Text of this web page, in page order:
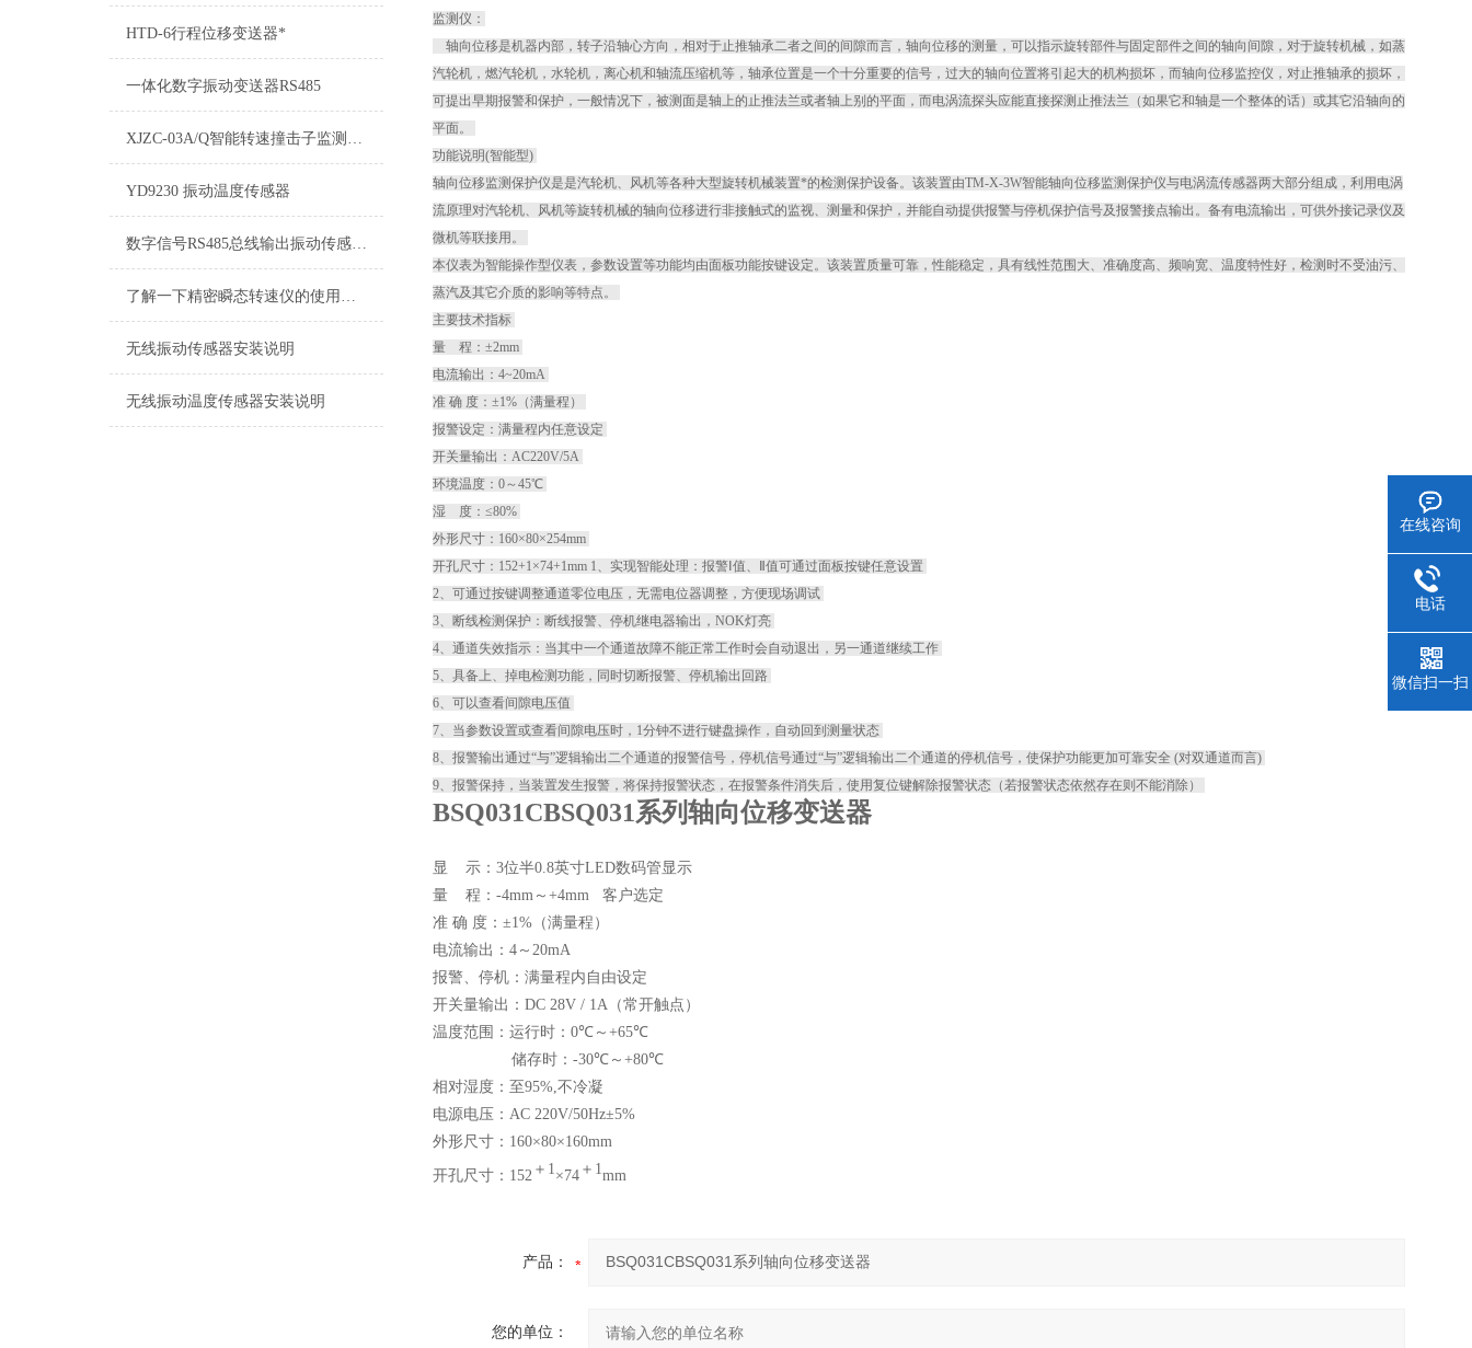
HTD-6行程位移变送器*
一体化数字振动变送器RS485
XJZC-03A/Q智能转速撞击子监测保护仪参数
YD9230 振动温度传感器
数字信号RS485总线输出振动传感器 变送器参数说明
了解一下精密瞬态转速仪的使用小技巧吧
无线振动传感器安装说明
无线振动温度传感器安装说明
监测仪：
轴向位移是机器内部，转子沿轴心方向，相对于止推轴承二者之间的间隙而言，轴向位移的测量，可以指示旋转部件与固定部件之间的轴向间隙，对于旋转机械，如蒸
汽轮机，燃汽轮机，水轮机，离心机和轴流压缩机等，轴承位置是一个十分重要的信号，过大的轴向位置将引起大的机构损坏，而轴向位移监控仪，对止推轴承的损坏，
可提出早期报警和保护，一般情况下，被测面是轴上的止推法兰或者轴上别的平面，而电涡流探头应能直接探测止推法兰（如果它和轴是一个整体的话）或其它沿轴向的
平面。
功能说明(智能型)
轴向位移监测保护仪是是汽轮机、风机等各种大型旋转机械装置*的检测保护设备。该装置由TM-X-3W智能轴向位移监测保护仪与电涡流传感器两大部分组成，利用电涡
流原理对汽轮机、风机等旋转机械的轴向位移进行非接触式的监视、测量和保护，并能自动提供报警与停机保护信号及报警接点输出。备有电流输出，可供外接记录仪及
微机等联接用。
本仪表为智能操作型仪表，参数设置等功能均由面板功能按键设定。该装置质量可靠，性能稳定，具有线性范围大、准确度高、频响宽、温度特性好，检测时不受油污、
蒸汽及其它介质的影响等特点。
主要技术指标
量 程：±2mm
电流输出：4~20mA
准 确 度：±1%（满量程）
报警设定：满量程内任意设定
开关量输出：AC220V/5A
环境温度：0～45℃
湿 度：≤80%
外形尺寸：160×80×254mm
开孔尺寸：152+1×74+1mm 1、实现智能处理：报警Ⅰ值、Ⅱ值可通过面板按键任意设置
2、可通过按键调整通道零位电压，无需电位器调整，方便现场调试
3、断线检测保护：断线报警、停机继电器输出，NOK灯亮
4、通道失效指示：当其中一个通道故障不能正常工作时会自动退出，另一通道继续工作
5、具备上、掉电检测功能，同时切断报警、停机输出回路
6、可以查看间隙电压值
7、当参数设置或查看间隙电压时，1分钟不进行键盘操作，自动回到测量状态
8、报警输出通过“与”逻辑输出二个通道的报警信号，停机信号通过“与”逻辑输出二个通道的停机信号，使保护功能更加可靠安全 (对双通道而言)
9、报警保持，当装置发生报警，将保持报警状态，在报警条件消失后，使用复位键解除报警状态（若报警状态依然存在则不能消除）
BSQ031CBSQ031系列轴向位移变送器
显 示： 3位半0.8英寸LED数码管显示
量
程： -4mm ～ +4mm 客户选定
准 确 度：±1% （满量程）
电流输出： 4 ～ 20mA
报警、停机：满量程内自由设定
开关量输出： DC 28V / 1A （常开触点）
温度范围：运行时： 0℃～ +65℃
储存时： -30℃～ +80℃
相对湿度：至95%,不冷凝
电源电压： AC 220V/50Hz±5%
外形尺寸： 160×80×160mm
开孔尺寸： 152 ＋ 1×74 ＋ 1mm
产品：
您的单位：
在线咨询
电话
微信扫一扫